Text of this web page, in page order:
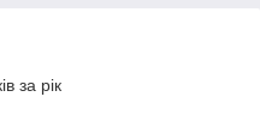
за рік